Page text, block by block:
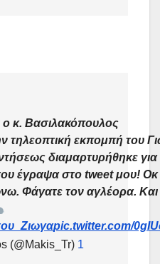
κ. Βασιλακόπουλος
τηλεοπτική εκπομπή του
διαμαρτυρήθηκε για
έγραψα στο tweet μου! Οκ
Φάγατε τον αγλέορα. Και
pic.twitter.com/
(@Makis_Tr) 1